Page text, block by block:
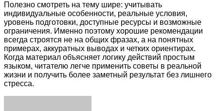
Полезно смотреть на тему шире: учитывать
индивидуальные особенности, реальные условия,
уровень подготовки, доступные ресурсы и возможные
ограничения. Именно поэтому хорошие рекомендации
всегда строятся не на общих фразах, а на понятных
примерах, аккуратных выводах и четких ориентирах.
Когда материал объясняет логику действий простым
языком, читателю легче применить советы в реальной
жизни и получить более заметный результат без лишнего
стресса.